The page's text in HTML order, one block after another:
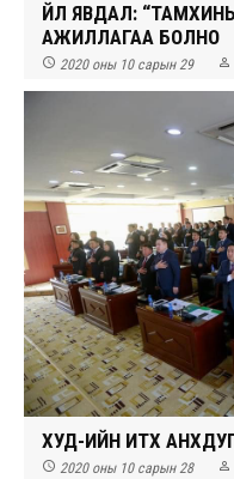
ҮЙЛ ЯВДАЛ:
АЖИЛЛАГАА БОЛНО
 2020 оны 10 сарын 29 
ХУД-ИЙН ИТХ
 2020 оны 10 сарын 28 